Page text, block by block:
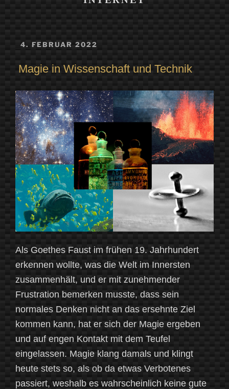
VERÖFFENTLICHT
4. FEBRUAR 2022
Magie in Wissenschaft und Technik
Als Goethes Faust im frühen 19. Jahrhundert
erkennen wollte, was die Welt im Innersten
zusammenhält, und er mit zunehmender
Frustration bemerken musste, dass sein
normales Denken nicht an das ersehnte Ziel
kommen kann, hat er sich der Magie ergeben
und auf engen Kontakt mit dem Teufel
eingelassen. Magie klang damals und klingt
heute stets so, als ob da etwas Verbotenes
passiert, weshalb es wahrscheinlich keine gute